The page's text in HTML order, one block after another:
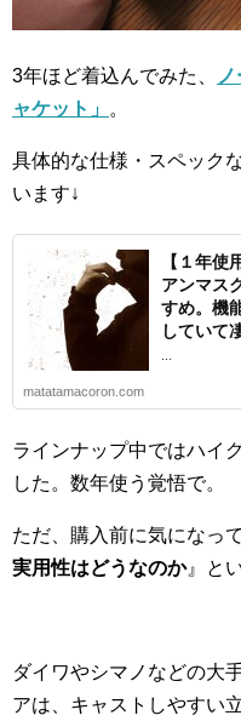
3年ほど着込んでみた、
ャケット」 。
具体的な仕様・スペック
います↓
【１年使
アンマス
すめ。機
していて
...
matatamacoron.com
ラインナップ中ではハイ
した。数年使う覚悟で。
ただ、購入前に気になっ
実用性はどうなのか』と
ダイワやシマノなどの大
アは、キャストしやすい